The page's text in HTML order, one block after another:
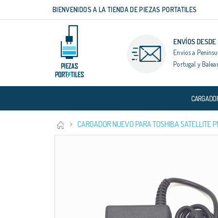
contenido
BIENVENIDOS A LA TIENDA DE PIEZAS PORTATILES
ENVÍOS
Envíos a
Portugal y
CARGADOR NUEVO PARA TOSHIBA